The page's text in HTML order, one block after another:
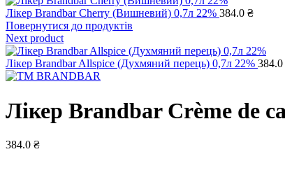
Лікер Brandbar Cherry (Вишневий) 0,7л 22% 384.0 ₴
Повернутися до продуктів
Next product
Лікер Brandbar Allspice (Духмяний перець) 0,7л 22% 384.0
Лікер Brandbar Crème de
384.0 ₴